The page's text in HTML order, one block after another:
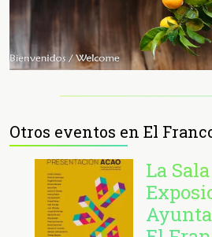
Otros eventos en El
La